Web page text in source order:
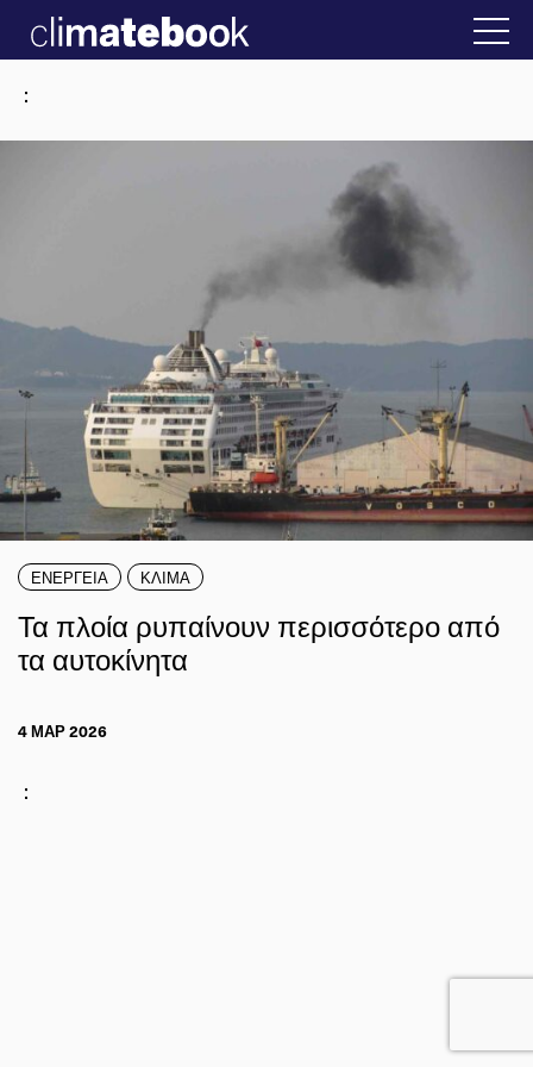
Ελλάδα 22 ΙΑΝ 2026 2025 Η άβολη
:
ΕΝΕΡΓΕΙΑ ΚΛΙΜΑ
Τα πλοία ρυπαίνουν περισσότερο από
τα αυτοκίνητα
4 ΜΑΡ 2026
: